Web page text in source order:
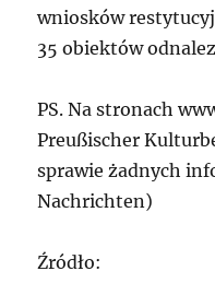
wniosków
35 obiektów
PS. Na stronach
Preußischer
sprawie żadnych
Nachrichten)
Źródło: